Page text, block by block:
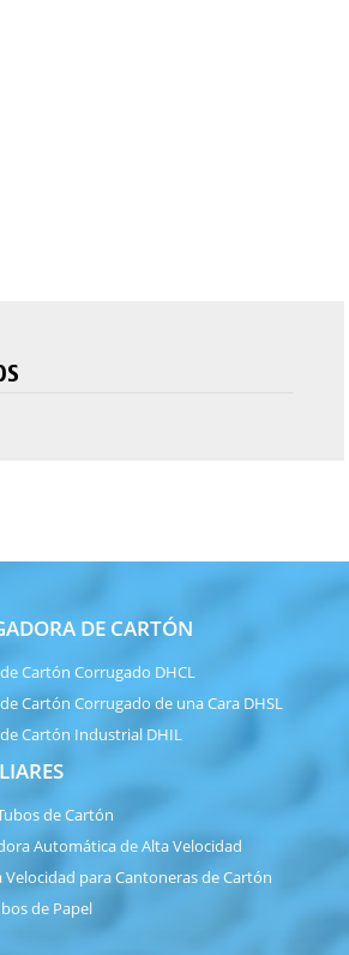
DE CARTÓN
Cartón Corrugado DHCL
Cartón Corrugado de una Cara DHSL
Cartón Industrial DHIL
de Cartón
Automática de Alta Velocidad
Velocidad para Cantoneras de Cartón
de Papel